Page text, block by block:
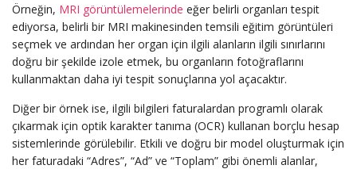
Örneğin, MRI görüntülemelerinde eğer belirli organları tespit
ediyorsa, belirli bir MRI makinesinden temsili eğitim görüntüleri
seçmek ve ardından her organ için ilgili alanların ilgili sınırlarını
doğru bir şekilde izole etmek, bu organların fotoğraflarını
kullanmaktan daha iyi tespit sonuçlarına yol açacaktır.
Diğer bir örnek ise, ilgili bilgileri faturalardan programlı olarak
çıkarmak için optik karakter tanıma (OCR) kullanan borçlu hesap
sistemlerinde görülebilir. Etkili ve doğru bir model oluşturmak için
her faturadaki “Adres”, “Ad” ve “Toplam” gibi önemli alanlar,